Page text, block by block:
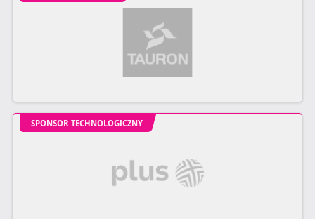
SPONSOR TECHNOLOGICZNY